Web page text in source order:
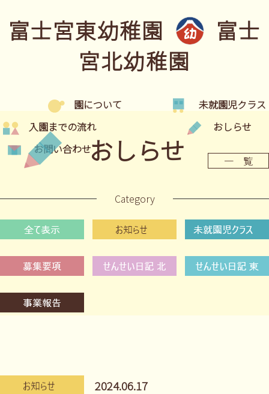
富士宮東幼稚園
富士
宮北幼稚園
園について
未就園児クラス
入園までの流れ
おしらせ
お問い合わせおしらせ 一 覧
Category
2024.06.17